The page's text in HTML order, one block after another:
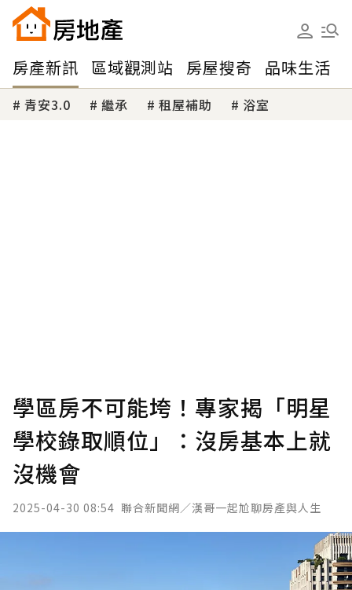
房產新訊 區域觀測站 房屋搜奇 品味生活
青安3.0 繼承 租屋補助 浴室
學區房不可能垮！專家揭「明星
學校錄取順位」：沒房基本上就
沒機會
2025-04-30 08:54 聯合新聞網／漢哥一起尬聊房產與人生